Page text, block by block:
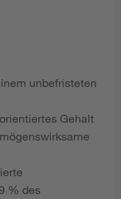
unbefristeten
orientiertes Gehalt
% des